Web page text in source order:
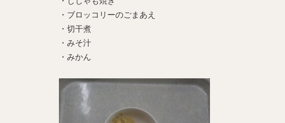
・ブロッコリーのごまあえ
・切干煮
・みそ汁
・みかん